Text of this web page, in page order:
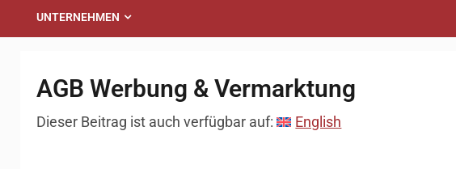
UNTERNEHMEN
AGB Werbung & Vermarktung
Dieser Beitrag ist auch verfügbar auf: English